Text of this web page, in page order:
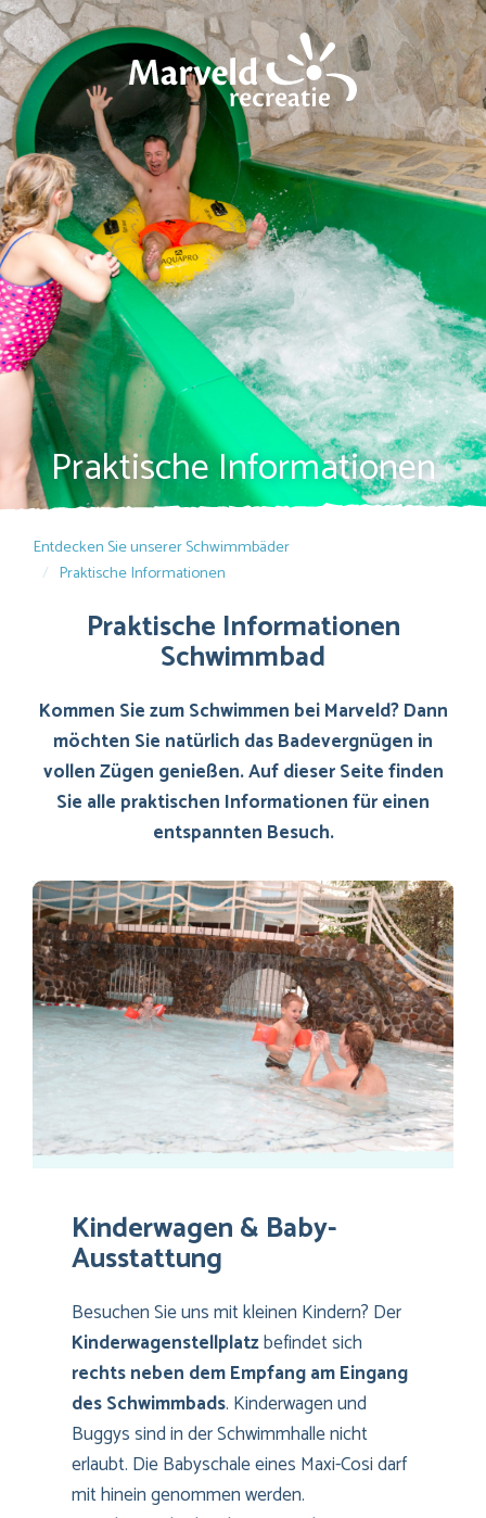
Praktische Informationen
Entdecken Sie unserer Schwimmbäder
Praktische Informationen
Praktische Informationen
Schwimmbad
Kommen Sie zum Schwimmen bei Marveld? Dann
möchten Sie natürlich das Badevergnügen in
vollen Zügen genießen. Auf dieser Seite finden
Sie alle praktischen Informationen für einen
entspannten Besuch.
Kinderwagen & Baby-
Ausstattung
Besuchen Sie uns mit kleinen Kindern? Der
Kinderwagenstellplatzbefindet sich
rechts neben dem Empfang am Eingang
des Schwimmbads. Kinderwagen und
Buggys sind in der Schwimmhalle nicht
erlaubt. Die Babyschale eines Maxi-Cosi darf
mit hinein genommen werden.